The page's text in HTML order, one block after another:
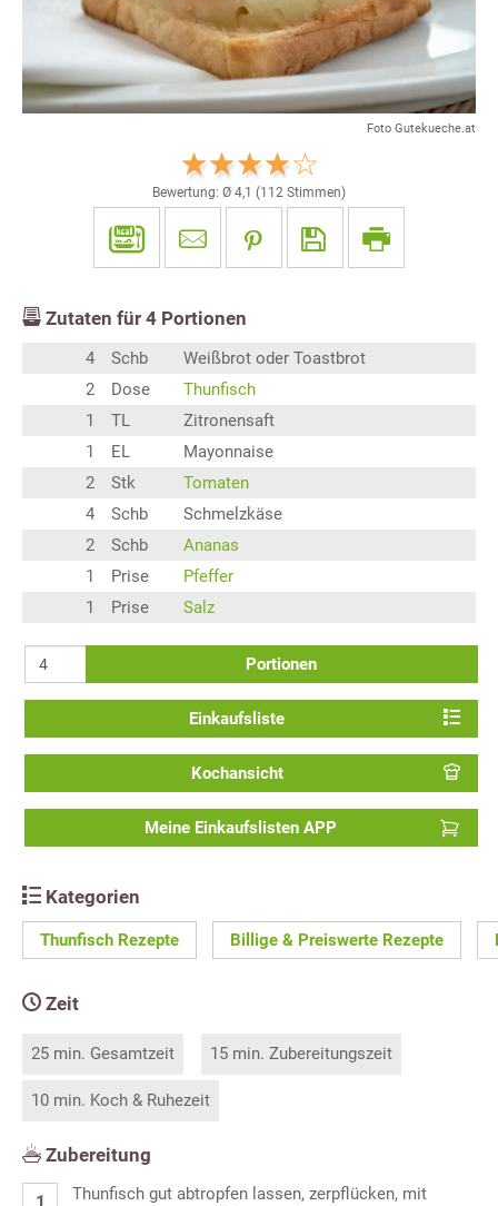
Foto Gutekueche.at
Bewertung: Ø 4,1 (112 Stimmen)
Zutaten für 4 Portionen
4 Schb
Weißbrot oder Toastbrot
2
Dose
Thunfisch
1
TL
Zitronensaft
1
EL
Mayonnaise
2
Stk
Tomaten
4
Schb
Schmelzkäse
2
Schb
Ananas
1
Prise
Pfeffer
1
Prise Salz
Portionen
Einkaufsliste
Kochansicht
Meine Einkaufslisten APP
Kategorien
Thunfisch Rezepte Billige & Preiswerte Rezepte
Zeit
25 min. Gesamtzeit 15 min. Zubereitungszeit
10 min. Koch & Ruhezeit
Zubereitung
Thunfisch gut abtropfen lassen, zerpflücken, mit